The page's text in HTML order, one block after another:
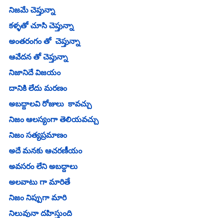
నిజమే చెప్తున్నా
కళ్ళతో చూసి చెప్తున్నా
అంతరంగం తో  చెప్తున్నా
ఆవేదన తో చెప్తున్నా
నిజానిదే విజయం
దానికి లేదు మరణం
అబద్దాలవి రోజులు  కావచ్చు
నిజం ఆలస్యంగా తెలియవచ్చు
నిజం సత్యప్రమాణం
అదే మనకు ఆచరణీయం
అవసరం లేని అబద్దాలు
అలవాటు గా మారితే
నిజం నిప్పుగా మారి
నిలువునా దహిస్తుంది